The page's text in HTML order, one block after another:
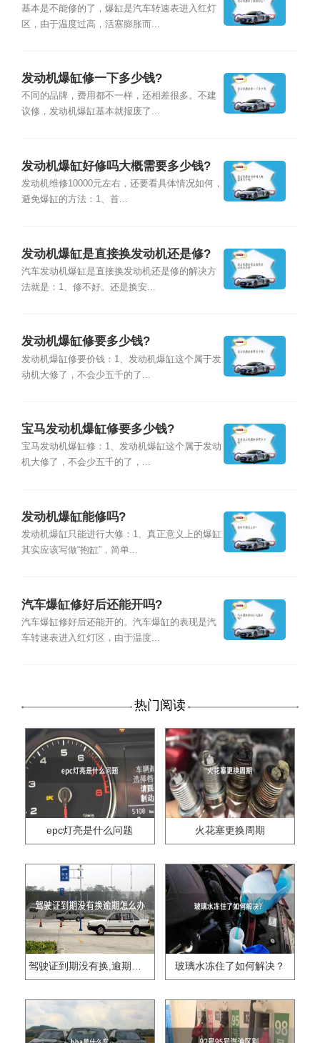
基本是不能修的了，爆缸是汽车转速表进入红灯
区，由于温度过高，活塞膨胀而...
发动机爆缸修一下多少钱?
不同的品牌，费用都不一样，还相差很多。不建
议修，发动机爆缸基本就报废了...
发动机爆缸好修吗大概需要多少钱?
发动机维修10000元左右，还要看具体情况如何，
避免爆缸的方法：1、首...
发动机爆缸是直接换发动机还是修?
汽车发动机爆缸是直接换发动机还是修的解决方
法就是：1、修不好。还是换安...
发动机爆缸修要多少钱?
发动机爆缸修要价钱：1、发动机爆缸这个属于发
动机大修了，不会少五千的了...
宝马发动机爆缸修要多少钱?
宝马发动机爆缸修：1、发动机爆缸这个属于发动
机大修了，不会少五千的了，...
发动机爆缸能修吗?
发动机爆缸只能进行大修：1、真正意义上的爆缸
其实应该写做“抱缸”，简单...
汽车爆缸修好后还能开吗?
汽车爆缸修好后还能开的。汽车爆缸的表现是汽
车转速表进入红灯区，由于温度...
热门阅读
epc灯亮是什么问题 火花塞更换周期
驾驶证到期没有换,逾期怎么办?? 玻璃水冻住了如何解决？